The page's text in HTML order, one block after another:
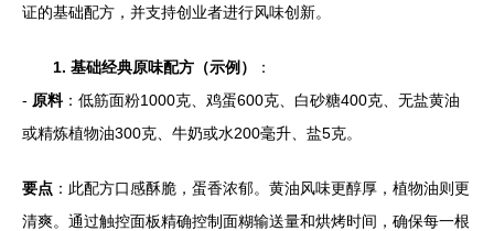
证的基础配方，并支持创业者进行风味创新。
1. 基础经典原味配方（示例）
：
- 原料：低筋面粉1000克、鸡蛋600克、白砂糖400克、无盐黄油
或精炼植物油300克、牛奶或水200毫升、盐5克。
要点 ：此配方口感酥脆，蛋香浓郁。黄油风味更醇厚，植物油则更
清爽。通过触控面板精确控制面糊输送量和烘烤时间，确保每一根